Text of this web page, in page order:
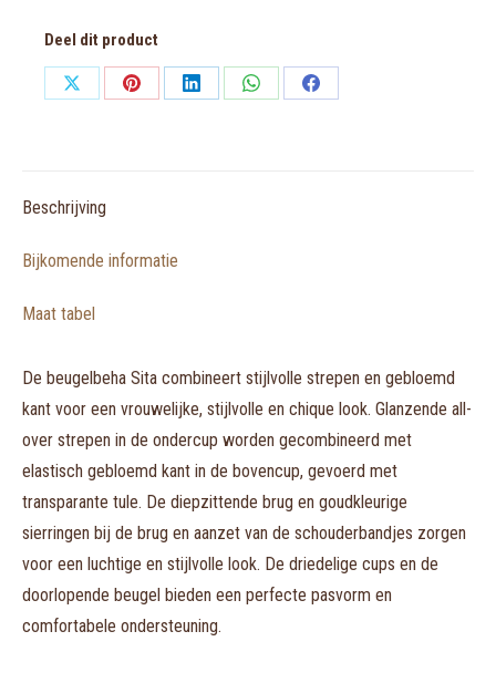
Deel dit product
Share
Share
Share
Share
Share
Beschrijving
Bijkomende informatie
Maat tabel
De beugelbeha Sita combineert stijlvolle strepen en gebloemd
kant voor een vrouwelijke, stijlvolle en chique look. Glanzende all-
over strepen in de ondercup worden gecombineerd met
elastisch gebloemd kant in de bovencup, gevoerd met
transparante tule. De diepzittende brug en goudkleurige
sierringen bij de brug en aanzet van de schouderbandjes zorgen
voor een luchtige en stijlvolle look. De driedelige cups en de
doorlopende beugel bieden een perfecte pasvorm en
comfortabele ondersteuning.